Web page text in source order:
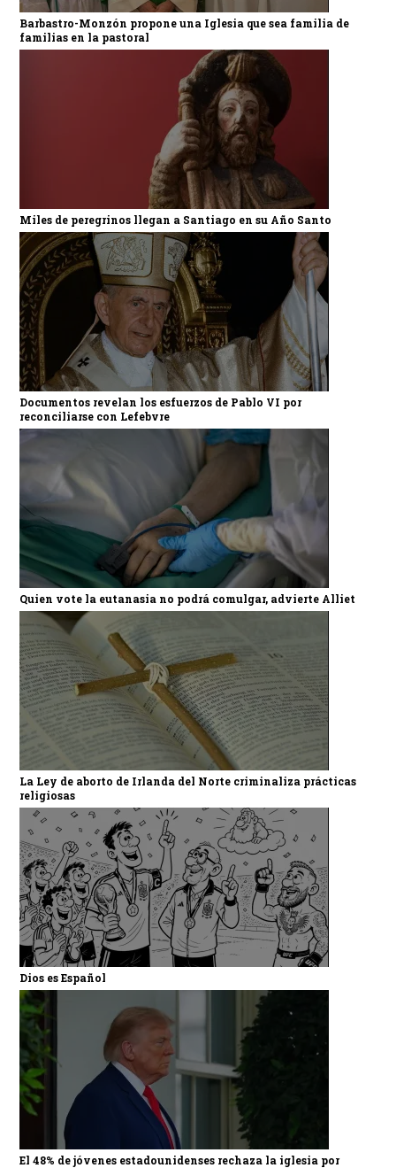
Barbastro-Monzón propone una Iglesia que sea familia de
familias en la pastoral
Miles de peregrinos llegan a Santiago en su Año Santo
Documentos revelan los esfuerzos de Pablo VI por
reconciliarse con Lefebvre
Quien vote la eutanasia no podrá comulgar, advierte Alliet
La Ley de aborto de Irlanda del Norte criminaliza prácticas
religiosas
Dios es Español
El 48% de jóvenes estadounidenses rechaza la iglesia por